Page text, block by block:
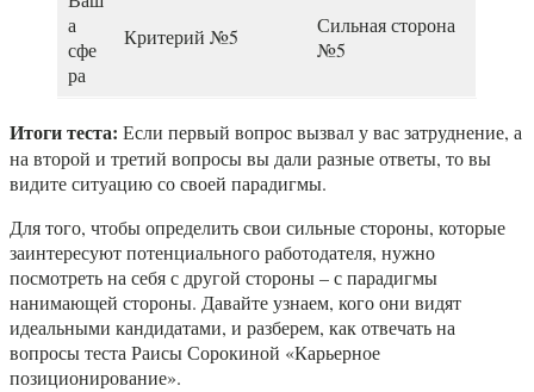
а
сфе
ра
Критерий №5
Сильная сторона
№5
Итоги теста: Если первый вопрос вызвал у вас затруднение, а
на второй и третий вопросы вы дали разные ответы, то вы
видите ситуацию со своей парадигмы.
Для того, чтобы определить свои сильные стороны, которые
заинтересуют потенциального работодателя, нужно
посмотреть на себя с другой стороны – с парадигмы
нанимающей стороны. Давайте узнаем, кого они видят
идеальными кандидатами, и разберем, как отвечать на
вопросы теста Раисы Сорокиной «Карьерное
позиционирование».